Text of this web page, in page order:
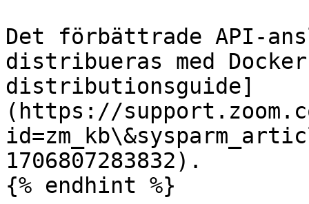
Det förbättrade API-
distribueras med
distributionsguide]
(https://
1706807283832).
{% endhint %}